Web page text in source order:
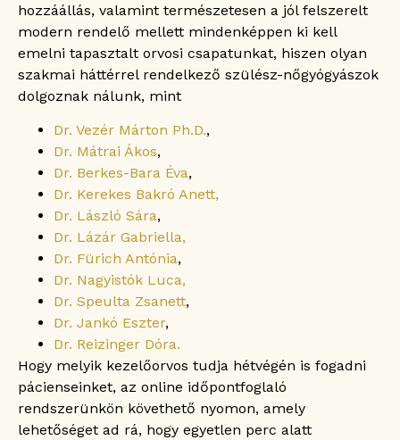
hozzáállás, valamint természetesen a jól felszerelt
modern rendelő mellett mindenképpen ki kell
emelni tapasztalt orvosi csapatunkat, hiszen olyan
szakmai háttérrel rendelkező szülész-nőgyógyászok
dolgoznak nálunk, mint
Dr. Vezér Márton Ph.D.,
Dr. Mátrai Ákos,
Dr. Berkes-Bara Éva,
Dr. Kerekes Bakró Anett,
Dr. László Sára,
Dr. Lázár Gabriella,
Dr. Fürich Antónia,
Dr. Nagyistók Luca,
Dr. Speulta Zsanett,
Dr. Jankó Eszter,
Dr. Reizinger Dóra.
Hogy melyik kezelőorvos tudja hétvégén is fogadni
pácienseinket, az online időpontfoglaló
rendszerünkön követhető nyomon, amely
lehetőséget ad rá, hogy egyetlen perc alatt